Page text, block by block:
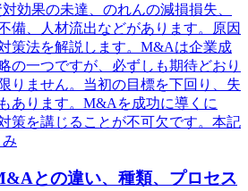
効果の未達、のれんの減損損失、
備、人材流出などがあります。原因
策法を解説します。M&Aは企業成
の一つですが、必ずしも期待どおり
りません。当初の目標を下回り、失
あります。M&Aを成功に導くに
策を講じることが不可欠です。本記
との違い、種類、プロセス